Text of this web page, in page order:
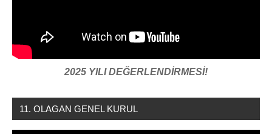
2025 YILI DEĞERLENDİRMESİ!
11. OLAGAN GENEL KURUL